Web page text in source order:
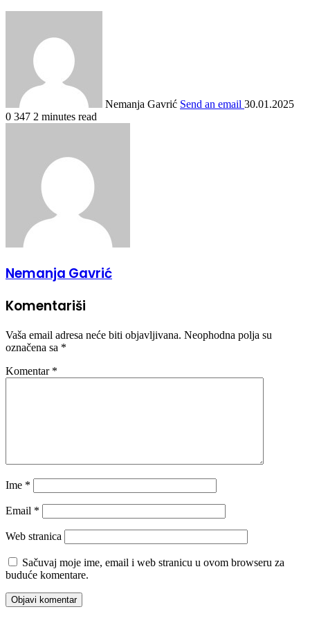
Nemanja Gavrić Send an email 30.01.2025
0 347 2 minutes read
Nemanja Gavrić
Komentariši
Vaša email adresa neće biti objavljivana. Neophodna polja su
označena sa *
Komentar *
Ime *
Email *
Web stranica
Sačuvaj moje ime, email i web stranicu u ovom browseru za
buduće komentare.